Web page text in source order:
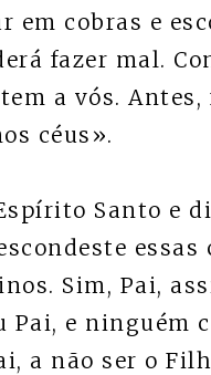
em cobras e
fazer mal.
a vós. Antes,
céus».
Santo e
essas
Sim, Pai,
e ninguém
a não ser o